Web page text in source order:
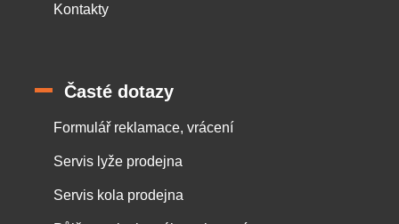
Kontakty
Časté dotazy
Formulář reklamace, vrácení
Servis lyže prodejna
Servis kola prodejna